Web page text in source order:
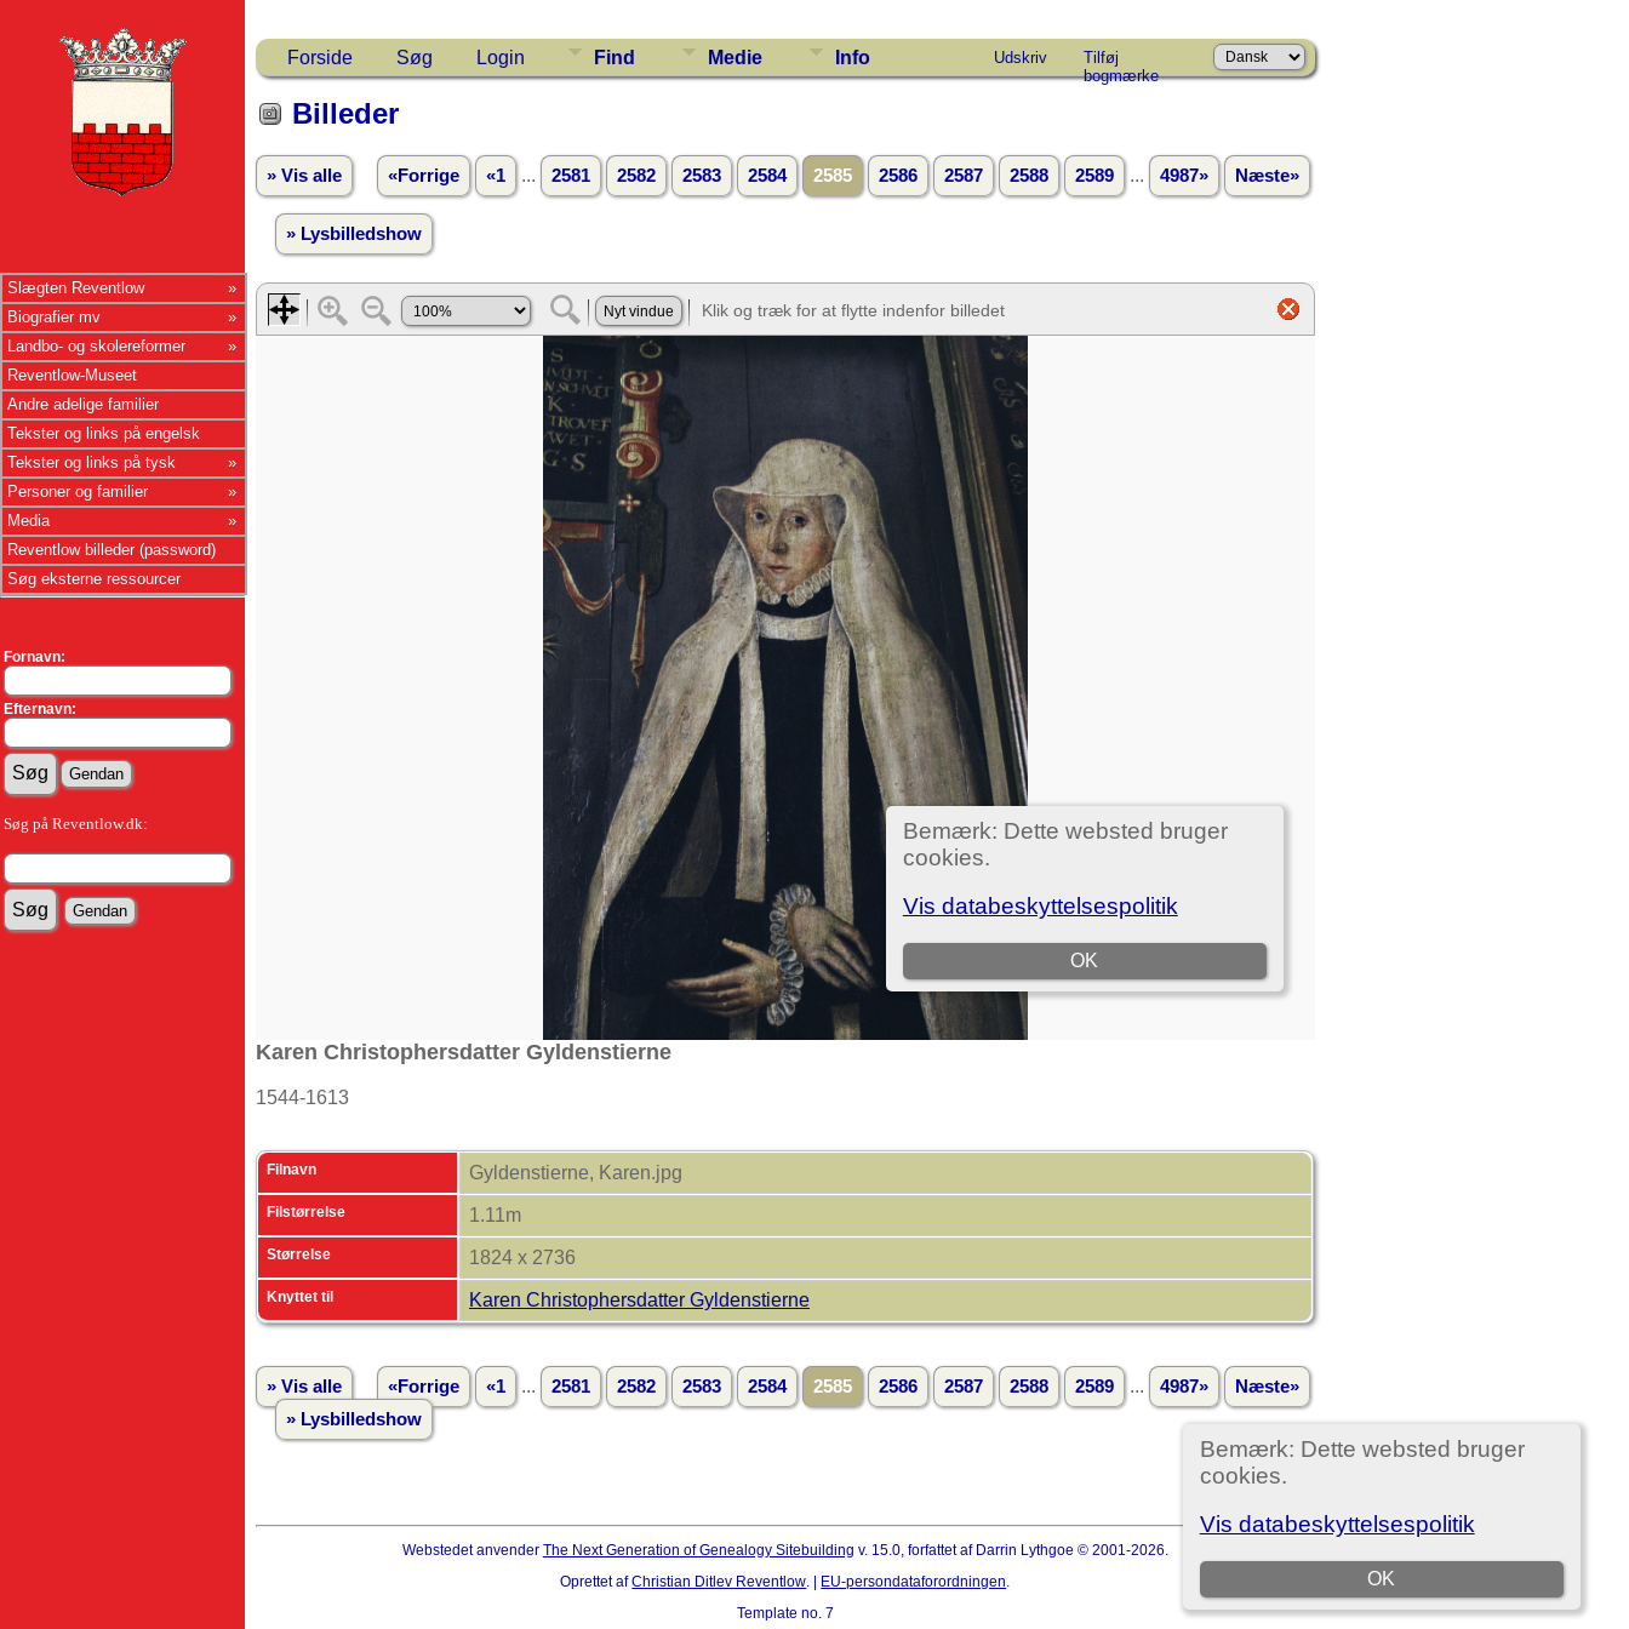
Slægten Reventlow
Biografier mv
Landbo- og skolereformer
Reventlow-Museet
Andre adelige familier
Tekster og links på engelsk
Tekster og links på tysk
Personer og familier
Media
Reventlow billeder (password)
Søg eksterne ressourcer
Fornavn:
Efternavn:
Søg på Reventlow.dk:
Forside Søg Login Find Medie Info Udskriv
Tilføj
bogmærke
Bemærk: Dette websted bruger
cookies.
Vis databeskyttelsespolitik
OK
Billeder
» Vis alle «Forrige «1 ... 2581 2582 2583 2584 2585 2586 2587 2588 2589 ... 4987» Næste»
» Lysbilledshow
Karen Christophersdatter Gyldenstierne
1544-1613
Filnavn Gyldenstierne, Karen.jpg
Filstørrelse 1.11m
Størrelse 1824 x 2736
Knyttet til Karen Christophersdatter Gyldenstierne
» Vis alle «Forrige «1 ... 2581 2582 2583 2584 2585 2586 2587 2588 2589 ... 4987»
Næste»
» Lysbilledshow
Webstedet anvender The Next Generation of Genealogy Sitebuilding v. 15.0, forfattet af Darrin Lythgoe © 2001-2026.
Oprettet afChristian Ditlev Reventlow. | EU-persondataforordningen.
Template no. 7